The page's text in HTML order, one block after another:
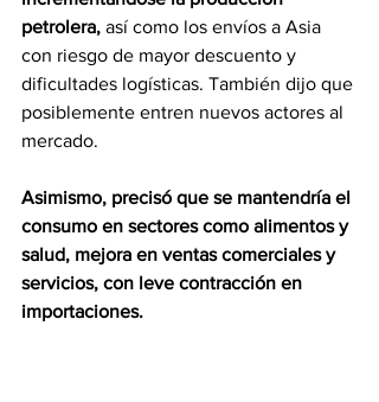
petrolera, así como los envíos a Asia
con riesgo de mayor descuento y
dificultades logísticas. También dijo que
posiblemente entren nuevos actores al
mercado.
Asimismo, precisó que se mantendría el
consumo en sectores como alimentos y
salud, mejora en ventas comerciales y
servicios, con leve contracción en
importaciones.